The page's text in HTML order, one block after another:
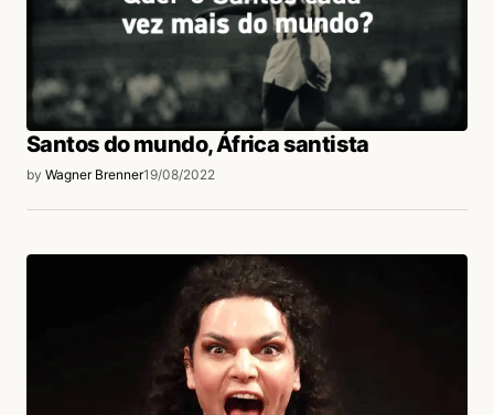
Santos do mundo, África santista
by Wagner Brenner19/08/2022